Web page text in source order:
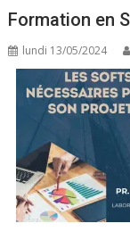
Formation en
lundi 13/05/2024